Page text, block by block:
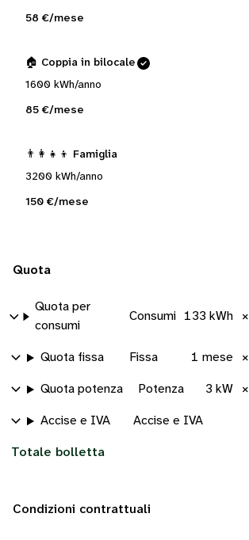
58 €/mese
🏠 Coppia in bilocale
1600 kWh/anno
85 €/mese
👨‍👩‍👧‍👦 Famiglia
3200 kWh/anno
150 €/mese
Quota
Quota per
consumi
Consumi 133 kWh ×
Quota fissa Fissa 1 mese ×
Quota potenza Potenza 3 kW ×
Accise e IVA Accise e IVA
Totale bolletta
Condizioni contrattuali